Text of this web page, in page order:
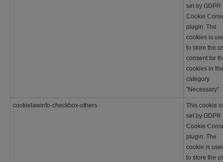
set by GDPR
Cookie
plugin. The
cookies is
to store the
consent for
cookies in the
category
"Necessary".
cookielawinfo-checkbox-others
This cookie is
set by GDPR
Cookie
plugin. The
cookie is
to store the